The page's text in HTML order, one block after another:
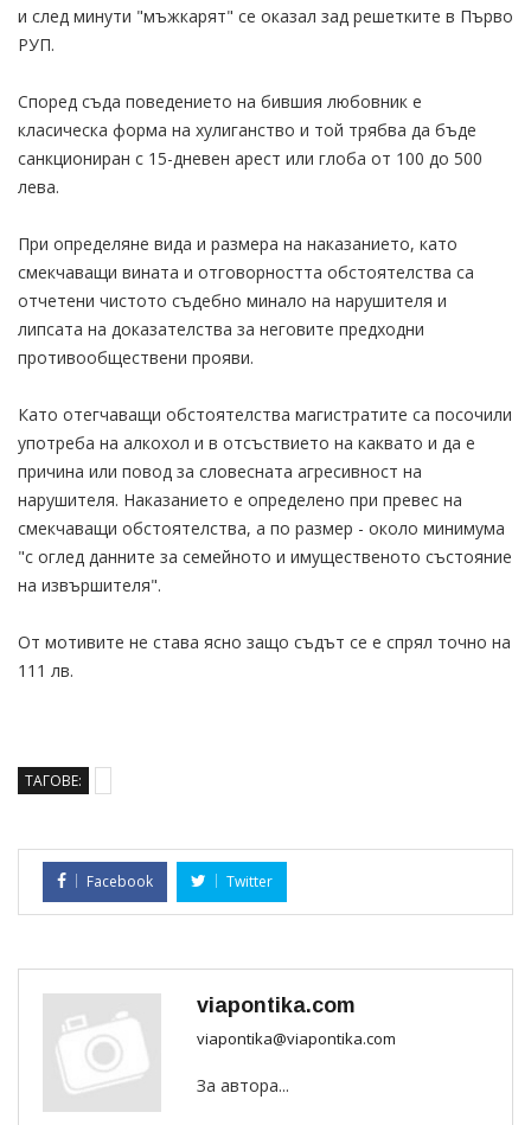
и след минути "мъжкарят" се оказал зад решетките в Първо
РУП.
Според съда поведението на бившия любовник е
класическа форма на хулиганство и той трябва да бъде
санкциониран с 15-дневен арест или глоба от 100 до 500
лева.
При определяне вида и размера на наказанието, като
смекчаващи вината и отговорността обстоятелства са
отчетени чистото съдебно минало на нарушителя и
липсата на доказателства за неговите предходни
противообществени прояви.
Като отегчаващи обстоятелства магистратите са посочили
употреба на алкохол и в отсъствието на каквато и да е
причина или повод за словесната агресивност на
нарушителя. Наказанието е определено при превес на
смекчаващи обстоятелства, а по размер - около минимума
"с оглед данните за семейното и имущественото състояние
на извършителя".
От мотивите не става ясно защо съдът се е спрял точно на
111 лв.
ТАГОВЕ:
Facebook Twitter
viapontika.com
viapontika@viapontika.com
За автора...